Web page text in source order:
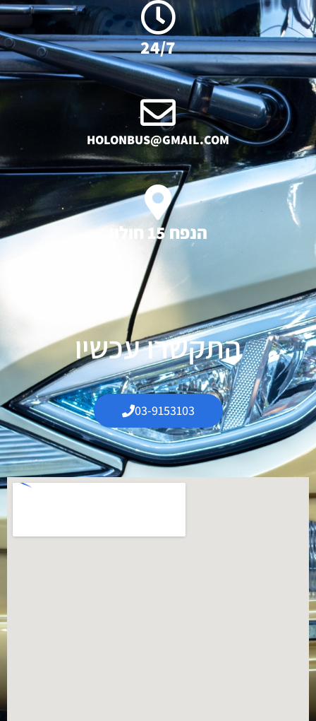
24/7
HOLONBUS@GMAIL.COM
הנפח 15 חולון
התקשרו עכשיו
03-9153103